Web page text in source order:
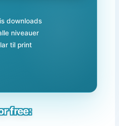
downloads
niveauer
til print
free: